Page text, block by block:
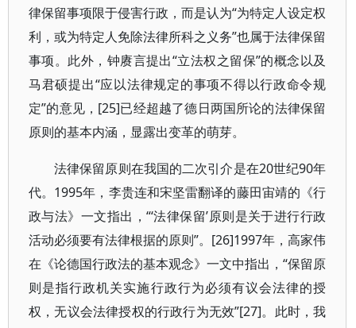
律保留事项限于侵害行政，而是认为“为特定人设定权
利，或为特定人免除法律所科之义务”也属于法律保留
事项。此外，钟赓言提出“立法权之留保”的概念以及
马君硕提出“应以法律规定的事项不得以行政命令规
定”的意见，[25]已经超越了德日两国所论的法律保留
原则的基本内涵，显露出变革的萌芽。
法律保留原则在我国的二次引介是在20世纪90年
代。1995年，李贵连和宋坚雷翻译的藤田宙靖的《行
政与法》一文指出，“‘法律保留’原则是关于进行行政
活动必须要有法律根据的原则”。[26]1997年，高家伟
在《论德国行政法的基本观念》一文中指出，“保留原
则是指行政机关实施行政行为必须有议会法律的授
权，无议会法律授权的行政行为无效”[27]。此时，我